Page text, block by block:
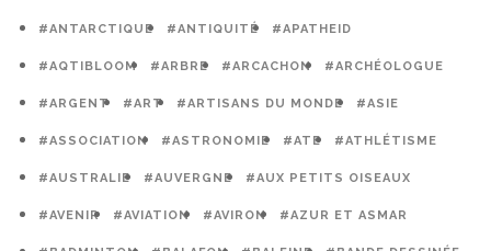
#ANTARCTIQUE #ANTIQUITÉ #APATHEID
#AQTIBLOOM #ARBRE #ARCACHON #ARCHÉOLOGUE
#ARGENT #ART #ARTISANS DU MONDE #ASIE
#ASSOCIATION #ASTRONOMIE #ATE #ATHLÉTISME
#AUSTRALIE #AUVERGNE #AUX PETITS OISEAUX
#AVENIR #AVIATION #AVIRON #AZUR ET ASMAR